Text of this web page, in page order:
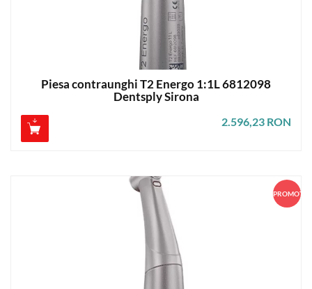
Piesa contraunghi T2 Energo 1:1L 6812098
Dentsply Sirona
2.596,23 RON
PROMOȚIE